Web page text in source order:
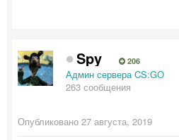
Spy 206
Админ сервера CS:GO
263 сообщения
Опубликовано 27 августа, 2019